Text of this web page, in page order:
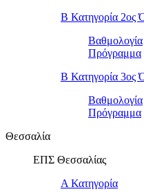
Β Κατηγορία 2ος
Βαθμολογία
Πρόγραμμα
Β Κατηγορία 3ος
Βαθμολογία
Πρόγραμμα
Θεσσαλία
ΕΠΣ Θεσσαλίας
Α Κατηγορία